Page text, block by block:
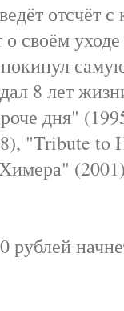
отсчёт с
о своём
8 лет
дня"
"Tribute to
рублей